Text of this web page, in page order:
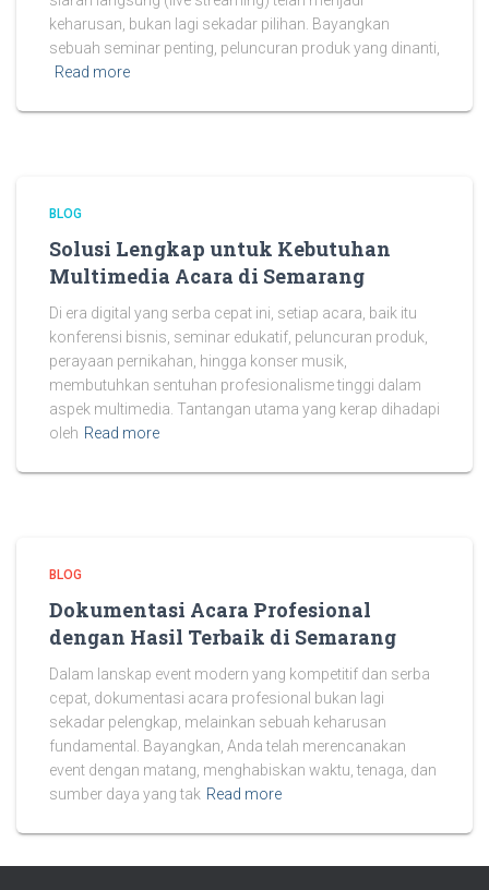
keharusan, bukan lagi sekadar pilihan. Bayangkan
sebuah seminar penting, peluncuran produk yang dinanti,
Read more
BLOG
Solusi Lengkap untuk Kebutuhan
Multimedia Acara di Semarang
Di era digital yang serba cepat ini, setiap acara, baik itu
konferensi bisnis, seminar edukatif, peluncuran produk,
perayaan pernikahan, hingga konser musik,
membutuhkan sentuhan profesionalisme tinggi dalam
aspek multimedia. Tantangan utama yang kerap dihadapi
oleh Read more
BLOG
Dokumentasi Acara Profesional
dengan Hasil Terbaik di Semarang
Dalam lanskap event modern yang kompetitif dan serba
cepat, dokumentasi acara profesional bukan lagi
sekadar pelengkap, melainkan sebuah keharusan
fundamental. Bayangkan, Anda telah merencanakan
event dengan matang, menghabiskan waktu, tenaga, dan
sumber daya yang tak Read more